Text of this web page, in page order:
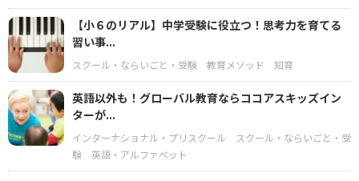
【小６のリアル】中学受験に役立つ！思考力を育てる
習い事...
スクール・ならいごと・受験 教育メソッド 知育
英語以外も！グローバル教育ならココアスキッズイン
ターが...
インターナショナル・プリスクール
スクール・ならいごと・受
験
英語・アルファベット